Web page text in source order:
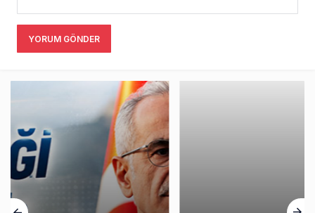
YORUM GÖNDER